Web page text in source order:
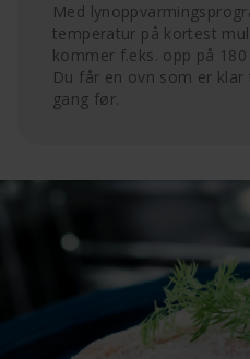
Med
temperatur på kortest
kommer f.eks. opp på
Du får en ovn som er
gang før.